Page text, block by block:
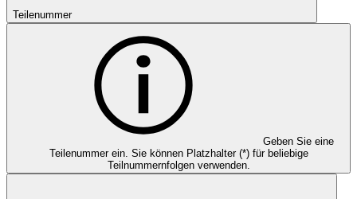
Teilenummer
Geben Sie eine
Teilenummer ein. Sie können Platzhalter (*) für beliebige
Teilnummernfolgen verwenden.